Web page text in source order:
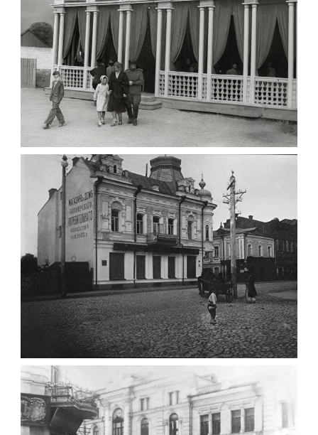
ПАВІЛЬЙОН МОРОЗИВА ЖИТОМИР 1947
Фото Житомир (1945-
1960)
Leave a comment
ФОТО ЖИТОМИРА 1905 ВУЛ.
МИХАЙЛІВСЬКА-СКОРУЛЬСЬКОГО
Фото Житомира період
до 1917 року
Leave a comment